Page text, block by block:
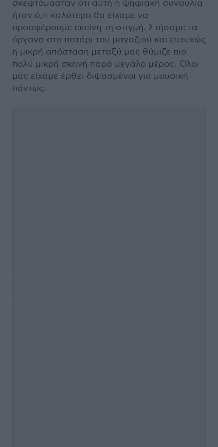
σκεφτόμασταν ότι αυτή η ψηφιακή συναυλία
ήταν ό,τι καλύτερο θα είχαμε να
προσφέρουμε εκείνη τη στιγμή. Στήσαμε τα
όργανα στο πατάρι του μαγαζιού και ευτυχώς
η μικρή απόσταση μεταξύ μας θύμιζε πιο
πολύ μικρή σκηνή παρά μεγάλο μέρος. Όλοι
μας είχαμε έρθει διψασμένοι για μουσική
πάντως.